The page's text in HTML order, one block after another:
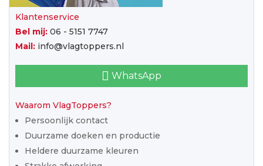
Klantenservice
Bel mij: 06 - 5151 7747
Mail: info@vlagtoppers.nl
WhatsApp
Waarom VlagToppers?
Persoonlijk contact
Duurzame doeken en productie
Heldere duurzame kleuren